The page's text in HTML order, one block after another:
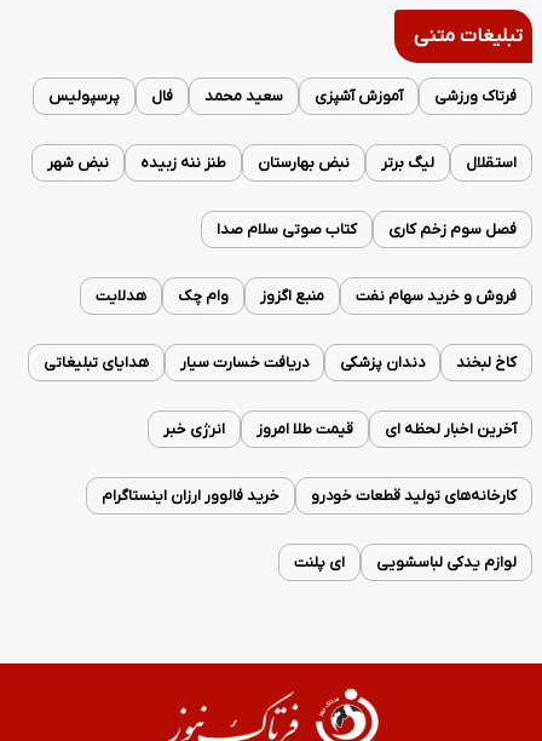
تبلیغات متنی
فرتاک ورزشی آموزش آشپزی سعید محمد فال پرسپولیس
استقلال لیگ برتر نبض بهارستان طنز ننه زبیده نبض شهر
فصل سوم زخم کاری کتاب صوتی سلام صدا
فروش و خرید سهام نفت منبع اگزوز وام چک هدلایت
کاخ لبخند دندان پزشکی دریافت خسارت سیار هدایای تبلیغاتی
آخرین اخبار لحظه ای قیمت طلا امروز انرژی خبر
کارخانه‌های تولید قطعات خودرو خرید فالوور ارزان اینستاگرام
لوازم یدکی لباسشویی ای پلنت